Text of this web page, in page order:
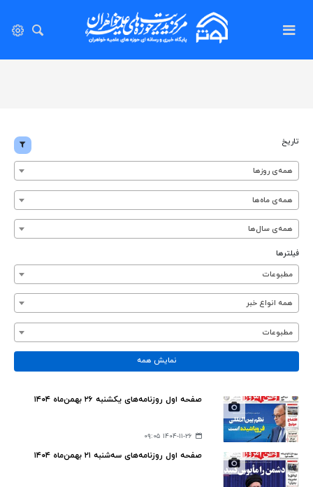
صفحه اول روزنامه‌های یکشنبه ۲۶ بهمن‌ماه ۱۴۰۴
۱۴۰۴-۱۱-۲۶ ۰۹:۰۵
صفحه اول روزنامه‌های سه‌شنبه ۲۱ بهمن‌ماه ۱۴۰۴
تاریخ
همه‌ی روزها
همه‌ی ماه‌ها
همه‌ی سال‌ها
فیلترها
مطبوعات
همه انواع خبر
مطبوعات
نمایش همه